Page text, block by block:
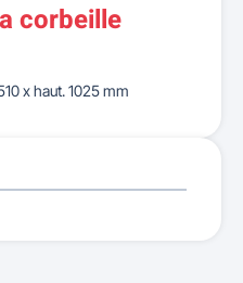
corbeille
x haut. 1025 mm